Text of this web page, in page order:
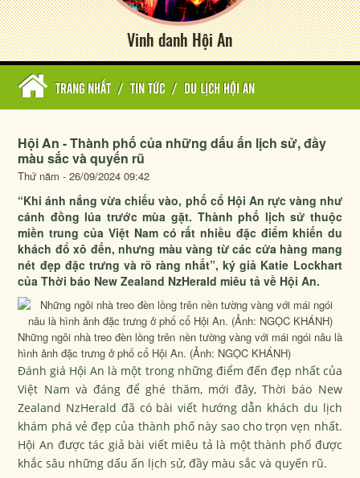
Vinh danh Hội An
TRANG NHẤT / TIN TỨC / DU LỊCH HỘI AN
Hội An - Thành phố của những dấu ấn lịch sử, đầy
màu sắc và quyến rũ
Thứ năm - 26/09/2024 09:42
“Khi ánh nắng vừa chiếu vào, phố cổ Hội An rực vàng như
cánh đồng lúa trước mùa gặt. Thành phố lịch sử thuộc
miền trung của Việt Nam có rất nhiều đặc điểm khiến du
khách đổ xô đến, nhưng màu vàng từ các cửa hàng mang
nét đẹp đặc trưng và rõ ràng nhất”, ký giả Katie Lockhart
của Thời báo New Zealand NzHerald miêu tả về Hội An.
Những ngôi nhà treo đèn lồng trên nền tường vàng với mái ngói nâu là
hình ảnh đặc trưng ở phố cổ Hội An. (Ảnh: NGỌC KHÁNH)
Đánh giá Hội An là một trong những điểm đến đẹp nhất của
Việt Nam và đáng để ghé thăm, mới đây, Thời báo New
Zealand NzHerald đã có bài viết hướng dẫn khách du lịch
khám phá vẻ đẹp của thành phố này sao cho trọn vẹn nhất.
Hội An được tác giả bài viết miêu tả là một thành phố được
khắc sâu những dấu ấn lịch sử, đầy màu sắc và quyến rũ.